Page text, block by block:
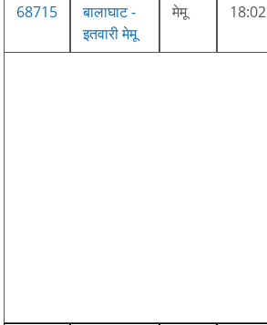
68715
बालाघाट -
इतवारी मेमू
मेमू 18:02